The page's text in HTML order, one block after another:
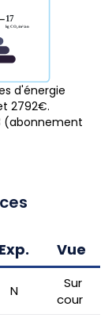
d'énergie
2792€.
(abonnement
Exp. Vue
N
Sur
cour